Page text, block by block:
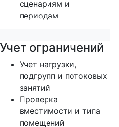
сценариям и
периодам
Учет ограничений
Учет нагрузки,
подгрупп и потоковых
занятий
Проверка
вместимости и типа
помещений